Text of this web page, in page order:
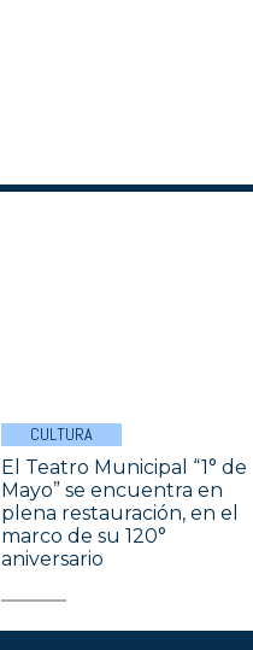
CULTURA
El Teatro Municipal “1° de
Mayo” se encuentra en
plena restauración, en el
marco de su 120°
aniversario